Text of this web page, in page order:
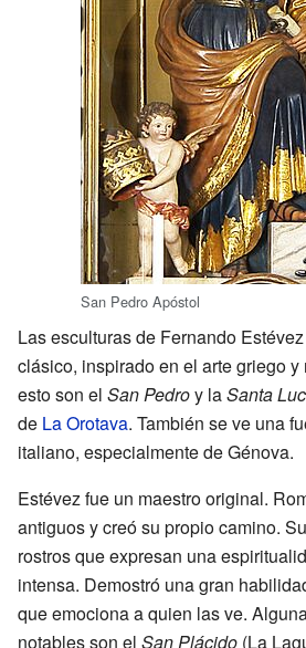
San Pedro Apóstol
Las esculturas de Fernando
clásico, inspirado en el arte griego
esto son el San Pedroy laSanta
de La Orotava. También se ve una
italiano, especialmente de Génova.
Estévez fue un maestro original.
antiguos y creó su propio camino.
rostros que expresan una
intensa. Demostró una gran
que emociona a quien las ve.
notables son el San Plácido (La